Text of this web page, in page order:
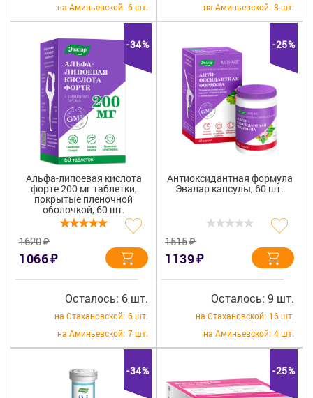
на Аминьевской: 6 шт. на Аминьевской: 8 шт.
-34%
Альфа-липоевая кислота
форте 200 мг таблетки,
покрытые пленочной
оболочкой, 60 шт.
1620₽
1066₽
Осталось: 6 шт.
на Стахановской: 6 шт.
на Аминьевской: 7 шт.
-25%
Антиоксидантная формула
Эвалар капсулы, 60 шт.
1515₽
1139₽
Осталось: 9 шт.
на Стахановской: 16 шт.
на Аминьевской: 4 шт.
-34% -25%